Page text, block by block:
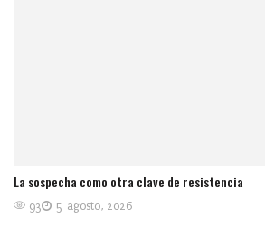
La sospecha como otra clave de resistencia
5 agosto, 2026
93